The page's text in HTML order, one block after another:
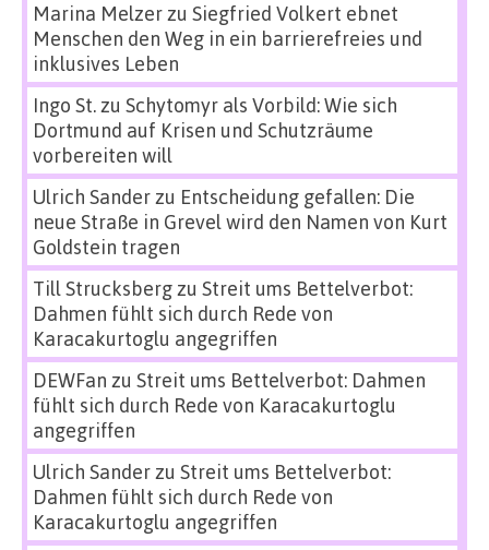
Marina Melzerzu Siegfried Volkert ebnet
Menschen den Weg in ein barrierefreies und
inklusives Leben
Ingo St.zu Schytomyr als Vorbild: Wie sich
Dortmund auf Krisen und Schutzräume
vorbereiten will
Ulrich Sanderzu Entscheidung gefallen: Die
neue Straße in Grevel wird den Namen von Kurt
Goldstein tragen
Till Strucksbergzu Streit ums Bettelverbot:
Dahmen fühlt sich durch Rede von
Karacakurtoglu angegriffen
DEWFan zu Streit ums Bettelverbot: Dahmen
fühlt sich durch Rede von Karacakurtoglu
angegriffen
Ulrich Sanderzu Streit ums Bettelverbot:
Dahmen fühlt sich durch Rede von
Karacakurtoglu angegriffen